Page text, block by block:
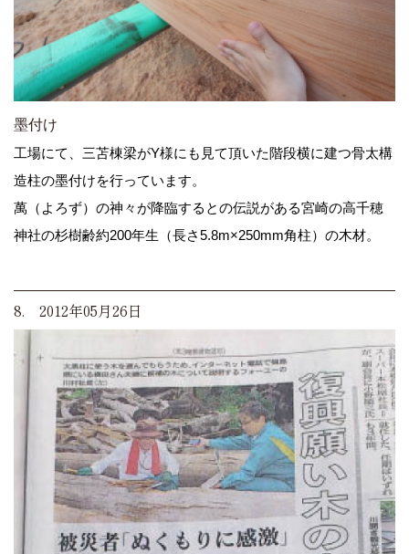
墨付け
工場にて、三苫棟梁がY様にも見て頂いた階段横に建つ骨太構
造柱の墨付けを行っています。
萬（よろず）の神々が降臨するとの伝説がある宮崎の高千穂
神社の杉樹齢約200年生（長さ5.8m×250mm角柱）の木材。
8. 2012年05月26日